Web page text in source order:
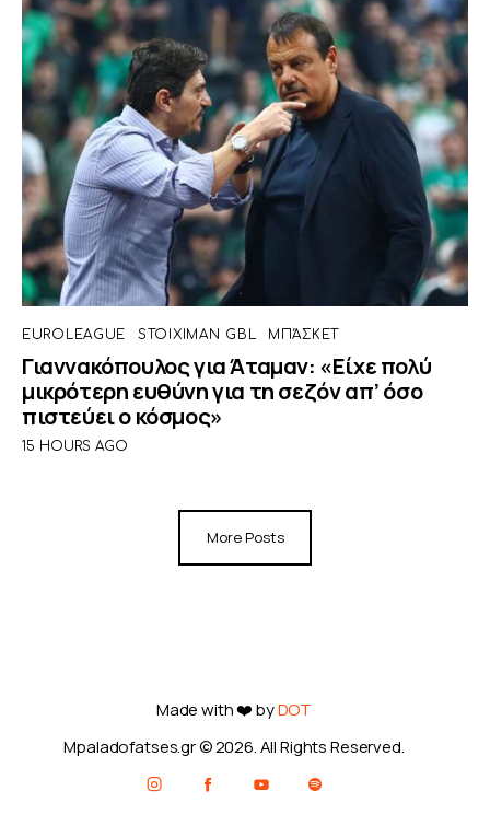
EUROLEAGUE STOIXIMAN GBL ΜΠΆΣΚΕΤ
Γιαννακόπουλος για Άταμαν: «Είχε πολύ
μικρότερη ευθύνη για τη σεζόν απ’ όσο
πιστεύει ο κόσμος»
15 HOURS AGO
More Posts
Made with ❤️ byDOT
Mpaladofatses.gr © 2026. All Rights Reserved.